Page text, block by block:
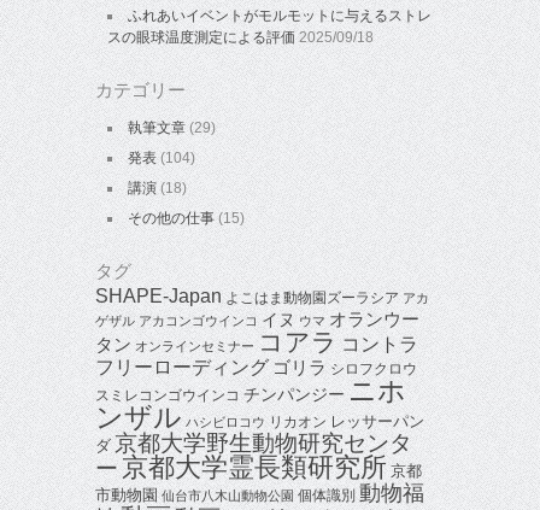
ふれあいイベントがモルモットに与えるストレ
スの眼球温度測定による評価 2025/09/18
カテゴリー
執筆文章(29)
発表 (104)
講演(18)
その他の仕事(15)
タグ
SHAPE-Japan よこはま動物園ズーラシア アカ
ゲザル アカコンゴウインコ イヌ ウマ オランウー
タン オンラインセミナー コアラコントラ
フリーローディングゴリラ シロフクロウ
スミレコンゴウインコ チンパンジーニホ
ンザル ハシビロコウ リカオン レッサーパン
ダ 京都大学野生動物研究センタ
ー京都大学霊長類研究所 京都
市動物園 仙台市八木山動物公園 個体識別 動物福